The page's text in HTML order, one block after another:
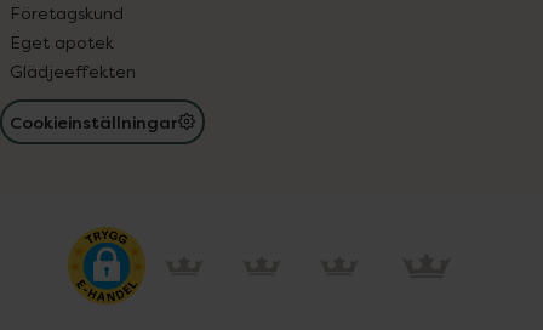
Företagskund
Eget apotek
Glädjeeffekten
Cookieinställningar